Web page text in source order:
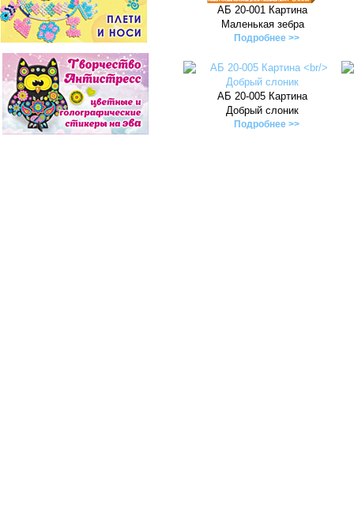
АБ 20-001 Картина
Маленькая зебра
Подробнее >>
АБ 20-005 Картина
Добрый слоник
Подробнее >>